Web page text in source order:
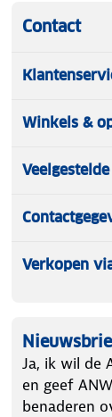
Contact
Winkels &
Verkopen
Ja, ik wil de
en geef
benaderen